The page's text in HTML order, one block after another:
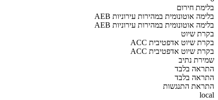
בלימת חירום
AEB בלימה אוטונומית במהירות עירוניות
AEB בלימה אוטונומית במהירות עירוניות
בקרת שיוט
ACC בקרת שיוט אדפטיבית
ACC בקרת שיוט אדפטיבית
שמירת נתיב
התראה בלבד
התראה בלבד
התראת התנגשות
local